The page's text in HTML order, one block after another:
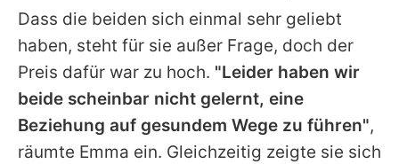
Dass die beiden sich einmal sehr geliebt
haben, steht für sie außer Frage, doch der
Preis dafür war zu hoch. "Leider haben wir
beide scheinbar nicht gelernt, eine
Beziehung auf gesundem Wege zu führen",
räumte Emma ein. Gleichzeitig zeigte sie sich